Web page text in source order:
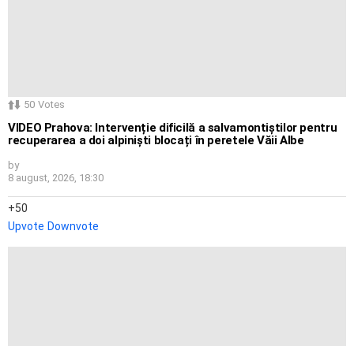
50 Votes
VIDEO Prahova: Intervenție dificilă a salvamontiștilor pentru
recuperarea a doi alpiniști blocați în peretele Văii Albe
by
8 august, 2026, 18:30
50
Upvote Downvote